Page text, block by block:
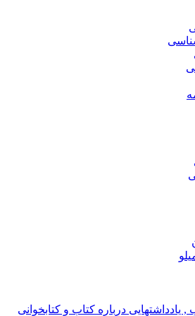
, یادداشتهایی درباره کتاب و کتابخوانی